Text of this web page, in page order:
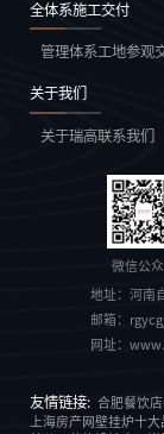
全体系施工交付
管理体系工地参观
关于我们
关于瑞高联系我们
微信公
地址： 河南
邮箱：
网址：
友情链接: 合肥餐饮
上海房产网壁挂炉十大